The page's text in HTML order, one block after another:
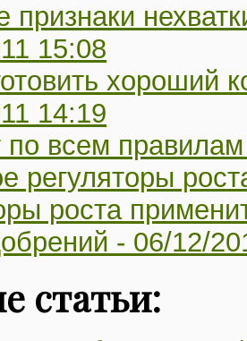
признаки
15:08
хороший
14:19
по всем
регуляторы
роста
- 06/12/
статьи: